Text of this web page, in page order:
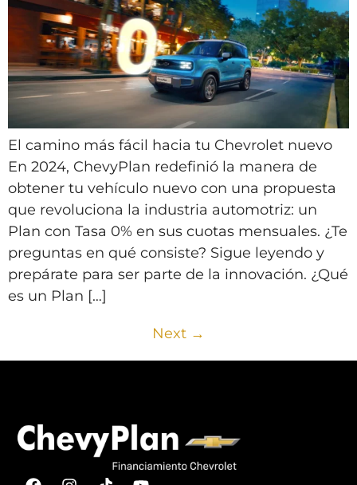
El camino más fácil hacia tu Chevrolet nuevo
En 2024, ChevyPlan redefinió la manera de
obtener tu vehículo nuevo con una propuesta
que revoluciona la industria automotriz: un
Plan con Tasa 0% en sus cuotas mensuales. ¿Te
preguntas en qué consiste? Sigue leyendo y
prepárate para ser parte de la innovación. ¿Qué
es un Plan […]
Next →